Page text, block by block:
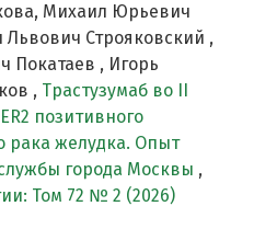
Михаил Юрьевич
Строяковский ,
Покатаев , Игорь
, Трастузумаб во II
позитивного
рака желудка. Опыт
города Москвы ,
Том 72 № 2 (2026)